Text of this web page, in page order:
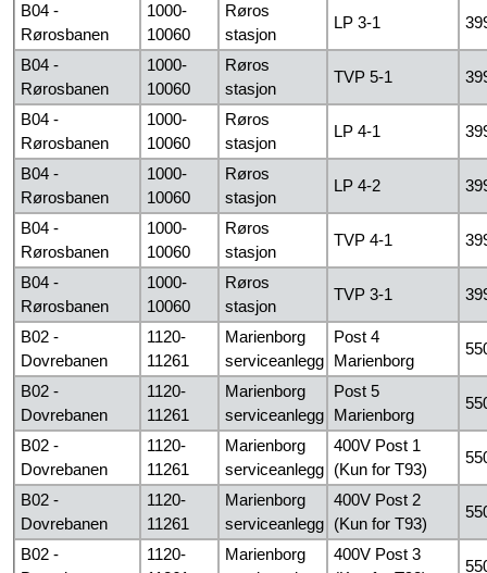
B04 -
Rørosbanen
1000-
10060
Røros
stasjon
LP 3-1
B04 -
Rørosbanen
1000-
10060
Røros
stasjon
TVP 5-1
B04 -
Rørosbanen
1000-
10060
Røros
stasjon
LP 4-1
B04 -
Rørosbanen
1000-
10060
Røros
stasjon
LP 4-2
B04 -
Rørosbanen
1000-
10060
Røros
stasjon
TVP 4-1
B04 -
Rørosbanen
1000-
10060
Røros
stasjon
TVP 3-1
B02 -
Dovrebanen
1120-
11261
Marienborg
serviceanlegg
Post 4
Marienborg
B02 -
Dovrebanen
1120-
11261
Marienborg
serviceanlegg
Post 5
Marienborg
B02 -
Dovrebanen
1120-
11261
Marienborg
serviceanlegg
400V Post 1
(Kun for T93)
B02 -
Dovrebanen
1120-
11261
Marienborg
serviceanlegg
400V Post 2
(Kun for T93)
B02 -
1120-
Marienborg
400V Post 3